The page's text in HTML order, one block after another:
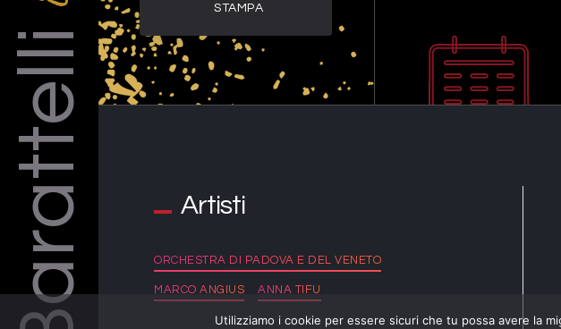
Barattelli
STAMPA
Artisti
ORCHESTRA DI PADOVA E DEL VENETO
MARCO ANGIUS ANNA TIFU
Utilizziamo i cookie per essere sicuri che tu possa avere la